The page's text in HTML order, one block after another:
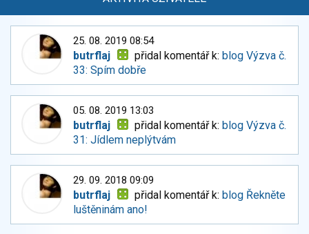
25. 08. 2019 08:54
butrflaj přidal komentář k: blog Výzva č.
33: Spím dobře
05. 08. 2019 13:03
butrflaj přidal komentář k: blog Výzva č.
31: Jídlem neplýtvám
29. 09. 2018 09:09
butrflaj přidal komentář k: blog Řekněte
luštěninám ano!